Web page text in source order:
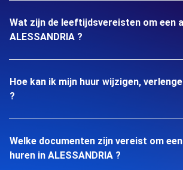
Wat zijn de leeftijdsvereisten om een
ALESSANDRIA ?
Hoe kan ik mijn huur wijzigen,
?
Welke documenten zijn vereist om
huren in ALESSANDRIA ?